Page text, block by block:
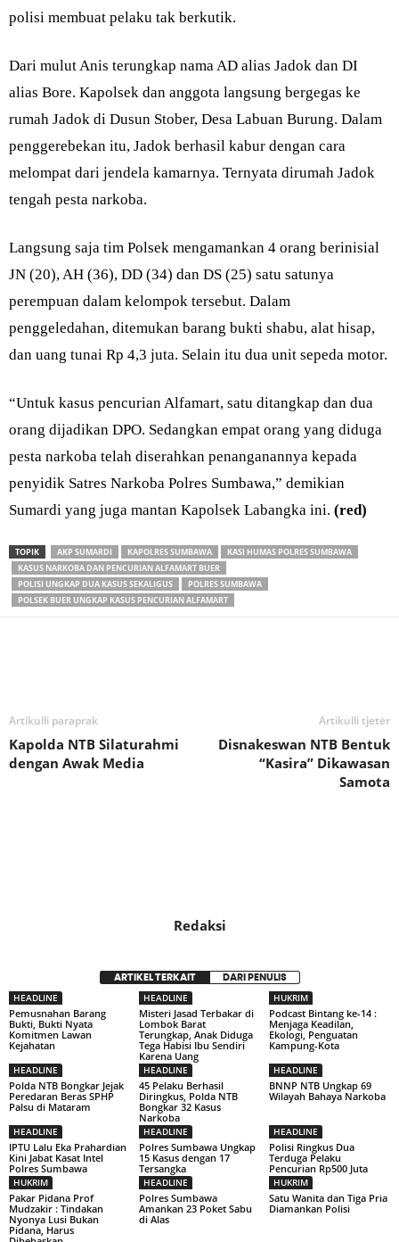
polisi membuat pelaku tak berkutik.
Dari mulut Anis terungkap nama AD alias Jadok dan DI
alias Bore. Kapolsek dan anggota langsung bergegas ke
rumah Jadok di Dusun Stober, Desa Labuan Burung. Dalam
penggerebekan itu, Jadok berhasil kabur dengan cara
melompat dari jendela kamarnya. Ternyata dirumah Jadok
tengah pesta narkoba.
Langsung saja tim Polsek mengamankan 4 orang berinisial
JN (20), AH (36), DD (34) dan DS (25) satu satunya
perempuan dalam kelompok tersebut. Dalam
penggeledahan, ditemukan barang bukti shabu, alat hisap,
dan uang tunai Rp 4,3 juta. Selain itu dua unit sepeda motor.
“Untuk kasus pencurian Alfamart, satu ditangkap dan dua
orang dijadikan DPO. Sedangkan empat orang yang diduga
pesta narkoba telah diserahkan penanganannya kepada
penyidik Satres Narkoba Polres Sumbawa,” demikian
Sumardi yang juga mantan Kapolsek Labangka ini. (red)
TOPIK AKP SUMARDI KAPOLRES SUMBAWA
KASI HUMAS POLRES SUMBAWA
KASUS NARKOBA DAN PENCURIAN ALFAMART BUER
POLISI UNGKAP DUA KASUS SEKALIGUS
POLRES SUMBAWA
POLSEK BUER UNGKAP KASUS PENCURIAN ALFAMART
Artikulli paraprak
Kapolda NTB Silaturahmi
dengan Awak Media
Artikulli tjetër
Disnakeswan NTB Bentuk
“Kasira” Dikawasan
Samota
Redaksi
ARTIKEL TERKAIT DARI PENULIS
HEADLINE
Pemusnahan Barang
Bukti, Bukti Nyata
Komitmen Lawan
Kejahatan
HEADLINE
Misteri Jasad Terbakar di
Lombok Barat
Terungkap, Anak Diduga
Tega Habisi Ibu Sendiri
Karena Uang
HUKRIM
Podcast Bintang ke-14 :
Menjaga Keadilan,
Ekologi, Penguatan
Kampung-Kota
HEADLINE
Polda NTB Bongkar Jejak
Peredaran Beras SPHP
Palsu di Mataram
HEADLINE
45 Pelaku Berhasil
Diringkus, Polda NTB
Bongkar 32 Kasus
Narkoba
HEADLINE
BNNP NTB Ungkap 69
Wilayah Bahaya Narkoba
HEADLINE
IPTU Lalu Eka Prahardian
Kini Jabat Kasat Intel
Polres Sumbawa
HEADLINE
Polres Sumbawa Ungkap
15 Kasus dengan 17
Tersangka
HEADLINE
Polisi Ringkus Dua
Terduga Pelaku
Pencurian Rp500 Juta
HUKRIM
Pakar Pidana Prof
Mudzakir : Tindakan
Nyonya Lusi Bukan
Pidana, Harus
HEADLINE
Polres Sumbawa
Amankan 23 Poket Sabu
di Alas
HUKRIM
Satu Wanita dan Tiga Pria
Diamankan Polisi